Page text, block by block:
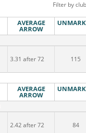
Filter by
AVERAGE
ARROW
3.31 after 72 115
AVERAGE
ARROW
2.42 after 72 84